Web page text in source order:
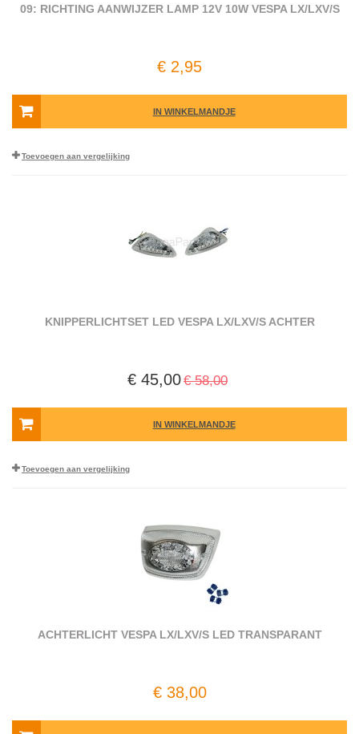
09: RICHTING AANWIJZER LAMP 12V 10W VESPA LX/LXV/S
€ 2,95
IN WINKELMANDJE
Toevoegen aan vergelijking
KNIPPERLICHTSET LED VESPA LX/LXV/S ACHTER
€ 45,00€ 58,00
IN WINKELMANDJE
Toevoegen aan vergelijking
ACHTERLICHT VESPA LX/LXV/S LED TRANSPARANT
€ 38,00